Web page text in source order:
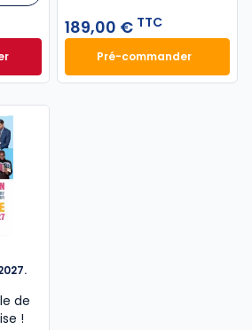
2027, annoté à 49,00 € TTC
189,00 € TTC
Pré-commander
Mémento
de
!